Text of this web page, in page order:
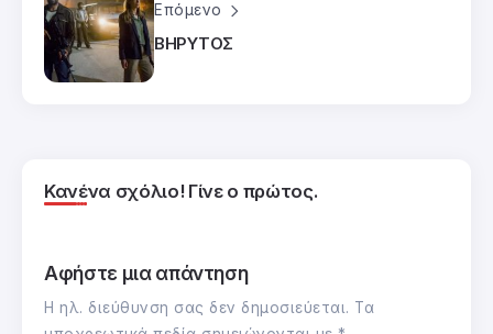
Επόμενο
ΒΗΡΥΤΟΣ
Κανένα σχόλιο! Γίνε ο πρώτος.
Αφήστε μια απάντηση
Η ηλ. διεύθυνση σας δεν δημοσιεύεται. Τα